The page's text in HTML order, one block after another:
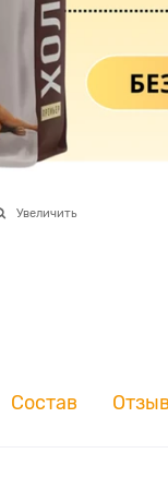
Увеличить
Состав